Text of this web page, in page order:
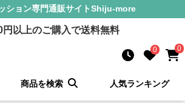
ション専門通販サイトShiju-more
円以上のご購入で送料無料
0 0
商品を検索 人気ランキング